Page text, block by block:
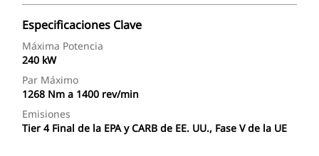
Especificaciones Clave
Máxima Potencia
240 kW
Par Máximo
1268 Nm a 1400 rev/min
Emisiones
Tier 4 Final de la EPA y CARB de EE. UU., Fase V de la UE